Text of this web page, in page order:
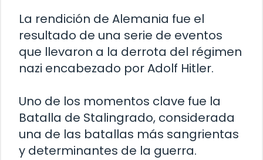
La rendición de Alemania fue el
resultado de una serie de eventos
que llevaron a la derrota del régimen
nazi encabezado por Adolf Hitler.
Uno de los momentos clave fue la
Batalla de Stalingrado, considerada
una de las batallas más sangrientas
y determinantes de la guerra.